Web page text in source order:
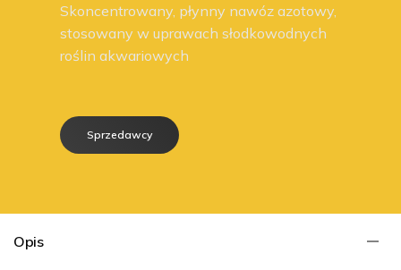
Skoncentrowany, płynny nawóz azotowy,
stosowany w uprawach słodkowodnych
roślin akwariowych
Sprzedawcy
Opis